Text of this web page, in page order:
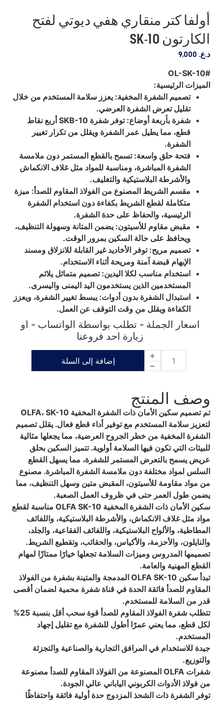
أولفا كتر منقاري هفي ديوتي لفتح
الكارتون SK-10
د.ع.
#OL-SK-10
الميزات الرئيسية:
تصميم الشفرة المخفية: يعزز سلامة المستخدم من خلال
تقليل تعرض الشفرة العرضي.
شفرة بأربعة أوضاع: توفر شفرة SKB-10 أربع نقاط
قطع، مما يطيل عمر الشفرة ويقلل من تكرار تغيير
الشفرة.
فتحة حلق واسعة: تسمح بالقطع المستمر دون ملامسة
الشفرة المباشرة، ومناسبة للمواد مثل غلاف الانكماش
والأشرطة البلاستيكية والتغليف.
مقسم الشريط المصنوع من الفولاذ المقاوم للصدأ: ميزة
متكاملة لقطع الشريط بكفاءة دون استخدام الشفرة
الرئيسية، والحفاظ على حدة الشفرة.
مقبض مقاوم للأسيتون: يضمن المتانة وسهولة التنظيف،
ويحافظ على حالة السكين بمرور الوقت.
تصميم مريح: توفر الأخاديد غير القابلة للانزلاق ومسند
الإبهام قبضة آمنة ومريحة أثناء الاستخدام.
استخدام مناسب لكلا اليدين: تصميم متماثل يلائم
المستخدمين الذين يستخدمون اليد اليمنى واليسرى.
استبدال الشفرة بدون أدوات: يبسط تغيير الشفرة، ويعزز
الكفاءة ويقلل من وقت التوقف عن العمل.
اسعار الجملة - تطلب بواسطة الواتساب - او
زيارة احد فروعنا
إضافة إلى السلة
وصف المنتج
تم تصميم سكين الأمان ذات الشفرة المخفية OLFA، SK-10
لتعزيز سلامة المستخدم مع توفير أداء قطع فعال. يقلل تصميم
الشفرة المخفية من خطر الجروح العرضية، مما يجعلها مثالية
للبيئات التي تكون فيها السلامة أولوية. تتميز السكين بحلق
عريض يسمح بالتعرض المستمر للشفرة، مما يسهل القطع
السلس لمواد مختلفة دون ملامسة الشفرة المباشرة. مصنوع
من مواد مقاومة للأسيتون، المقبض متين وسهل التنظيف، مما
يضمن طول العمر حتى في ظروف العمل الصعبة.
سكين الأمان ذات الشفرة المخفية OLFA SK-10 مناسبة لقطع
مواد مثل غلاف الانكماش، والأشرطة البلاستيكية، واللفائف
المطاطية، والألواح البلاستيكية، واللفائف الفقاعية، والجلد،
والنايلون، والأحزمة، والأكياس، والحقائب، وتقطيع الشريط.
تصميمها المدروس وميزات السلامة تجعلها خيارًا ممتازًا لمهام
القطع المهنية والعامة.
تبدأ سكين OLFA SK-10 المدمجة والمتينة بشفرة من الفولاذ
المقاوم للصدأ فائقة الحدة في قناة شفرة محمية لضمان أقصى
قدر من السلامة للمستخدم.
تتطلب شفرة الفولاذ المقاوم للصدأ قوة سحب أقل بنسبة 25%
لكل قطع، مما يعني عمرًا أطول للشفرة مع تقليل إجهاد
المستخدم.
جيدة للاستخدام في المرافق التجارية والصناعية والتجزئة
والتوزيع.
شفرات OLFA المصنوعة من الفولاذ المقاوم للصدأ مصنوعة
من فولاذ الأدوات الكربوني الياباني عالي الجودة.
توفر الشفرة ذات الشحذ المزدوج حدة أولية فائقة واحتفاظًا